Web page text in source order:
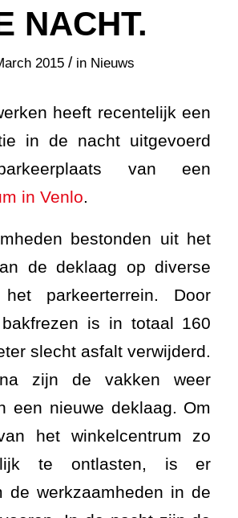
NACHT.
2015 / in Nieuws
heeft recentelijk een
in de nacht uitgevoerd
van een
in Venlo
bestonden uit het
de deklaag op diverse
parkeerterrein. Door
is in totaal 160
slecht asfalt verwijderd.
zijn de vakken weer
een nieuwe deklaag. Om
het winkelcentrum zo
te ontlasten, is er
de werkzaamheden in de